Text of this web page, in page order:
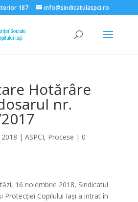
187 info@sindicatulaspci.ro
Hotărâre
nr.
| ASPCI, Procese | 0
16 noiembrie 2018, Sindicatul
Protecției Copilului Iași a intrat în